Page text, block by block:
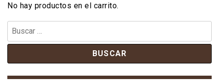
No hay productos en el carrito.
Buscar: